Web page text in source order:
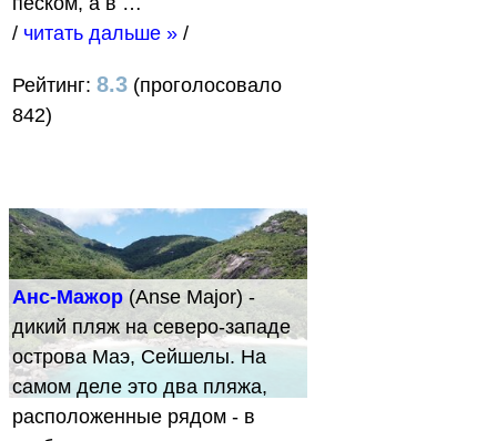
/ читать дальше » /
Рейтинг: 8.3 (проголосовало
842)
Анс-Мажор (Anse Major) -
дикий пляж на северо-западе
острова Маэ, Сейшелы. На
самом деле это два пляжа,
расположенные рядом - в